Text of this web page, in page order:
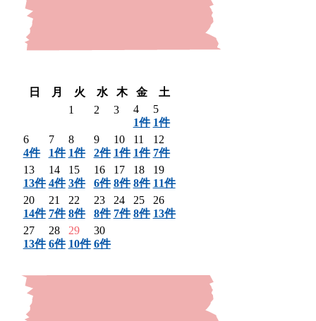
日
月 火 水 木 金
土
1
2 3
4
1件
5
1件
6
4件
7
1件
8
1件
9
2件
10
1件
11
1件
12
7件
13
13件
14
4件
15
3件
16
6件
17
8件
18
8件
19
11件
20
14件
21
7件
22
8件
23
8件
24
7件
25
8件
26
13件
27
13件
28
6件
29
10件
30
6件